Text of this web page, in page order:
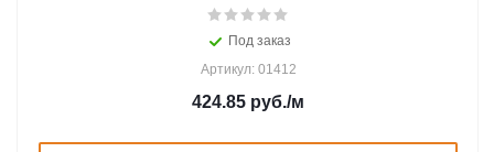
Под заказ
Артикул: 01412
424.85 руб./м